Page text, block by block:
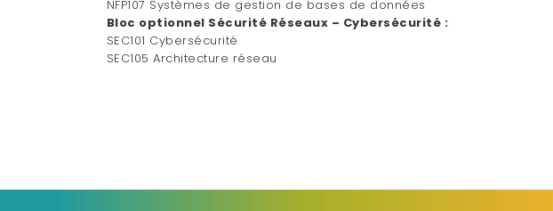
NFP107 Systèmes de gestion de bases de données
Bloc optionnel Sécurité Réseaux – Cybersécurité :
SEC101 Cybersécurité
SEC105 Architecture réseau